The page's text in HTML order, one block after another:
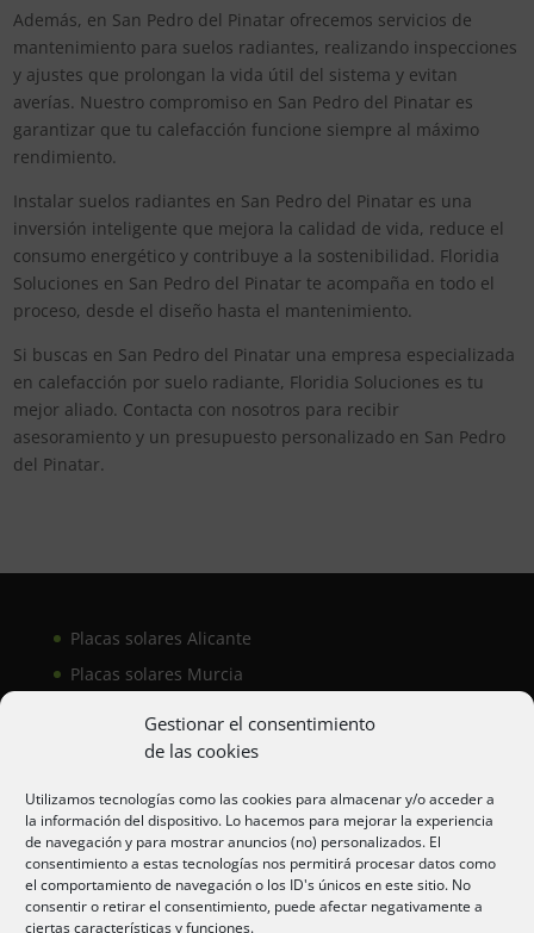
Gestionar el consentimiento
de las cookies
Utilizamos tecnologías como las cookies para almacenar y/o acceder a
la información del dispositivo. Lo hacemos para mejorar la experiencia
de navegación y para mostrar anuncios (no) personalizados. El
consentimiento a estas tecnologías nos permitirá procesar datos como
el comportamiento de navegación o los ID's únicos en este sitio. No
consentir o retirar el consentimiento, puede afectar negativamente a
ciertas características y funciones.
Además, en San Pedro del Pinatar ofrecemos servicios de
mantenimiento para suelos radiantes, realizando inspecciones
y ajustes que prolongan la vida útil del sistema y evitan
averías. Nuestro compromiso en San Pedro del Pinatar es
garantizar que tu calefacción funcione siempre al máximo
rendimiento.
Instalar suelos radiantes en San Pedro del Pinatar es una
inversión inteligente que mejora la calidad de vida, reduce el
consumo energético y contribuye a la sostenibilidad. Floridia
Soluciones en San Pedro del Pinatar te acompaña en todo el
proceso, desde el diseño hasta el mantenimiento.
Si buscas en San Pedro del Pinatar una empresa especializada
en calefacción por suelo radiante, Floridia Soluciones es tu
mejor aliado. Contacta con nosotros para recibir
asesoramiento y un presupuesto personalizado en San Pedro
del Pinatar.
Placas solares Alicante
Placas solares Murcia
Aire acondicionado Alicante
Aire acondicionador Murcia
Aire acondicionado San Juan